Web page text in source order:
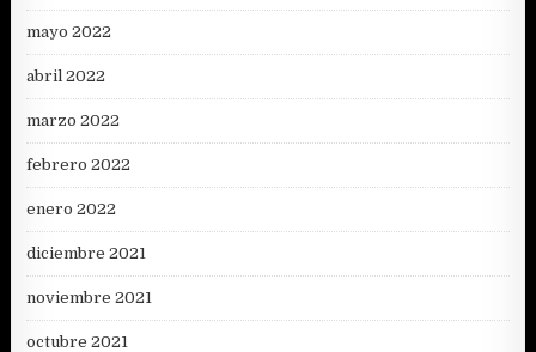
mayo 2022
abril 2022
marzo 2022
febrero 2022
enero 2022
diciembre 2021
noviembre 2021
octubre 2021